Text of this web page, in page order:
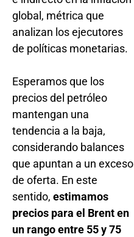
global, métrica que
analizan los ejecutores
de políticas monetarias.
Esperamos que los
precios del petróleo
mantengan una
tendencia a la baja,
considerando balances
que apuntan a un exceso
de oferta. En este
sentido, estimamos
precios para el Brent en
un rango entre 55 y 75